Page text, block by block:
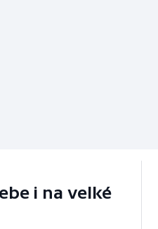
i na velké